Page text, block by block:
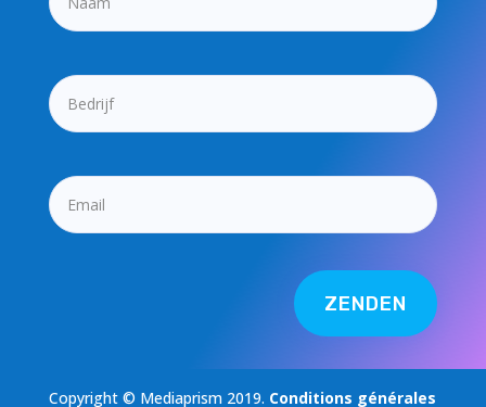
ZENDEN
Copyright © Mediaprism 2019. Conditions générales